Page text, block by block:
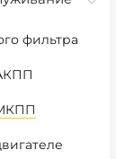
фильтра